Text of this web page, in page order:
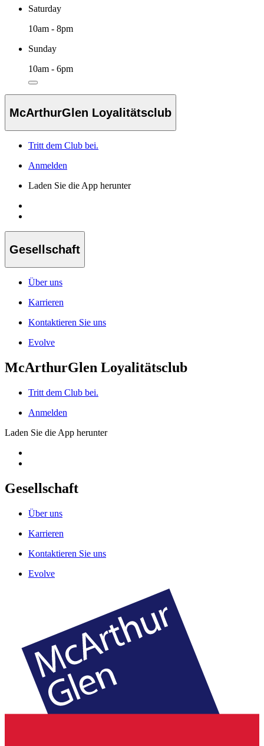
Saturday
10am - 8pm
Sunday
10am - 6pm
McArthurGlen Loyalitätsclub
Tritt dem Club bei.
Anmelden
Laden Sie die App herunter
Gesellschaft
Über uns
Karrieren
Kontaktieren Sie uns
Evolve
McArthurGlen Loyalitätsclub
Tritt dem Club bei.
Anmelden
Laden Sie die App herunter
Gesellschaft
Über uns
Karrieren
Kontaktieren Sie uns
Evolve